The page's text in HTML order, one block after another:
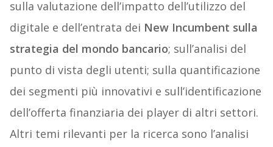
sulla valutazione dell’impatto dell’utilizzo del
digitale e dell’entrata dei New Incumbent sulla
strategia del mondo bancario; sull’analisi del
punto di vista degli utenti; sulla quantificazione
dei segmenti più innovativi e sull’identificazione
dell’offerta finanziaria dei player di altri settori.
Altri temi rilevanti per la ricerca sono l’analisi